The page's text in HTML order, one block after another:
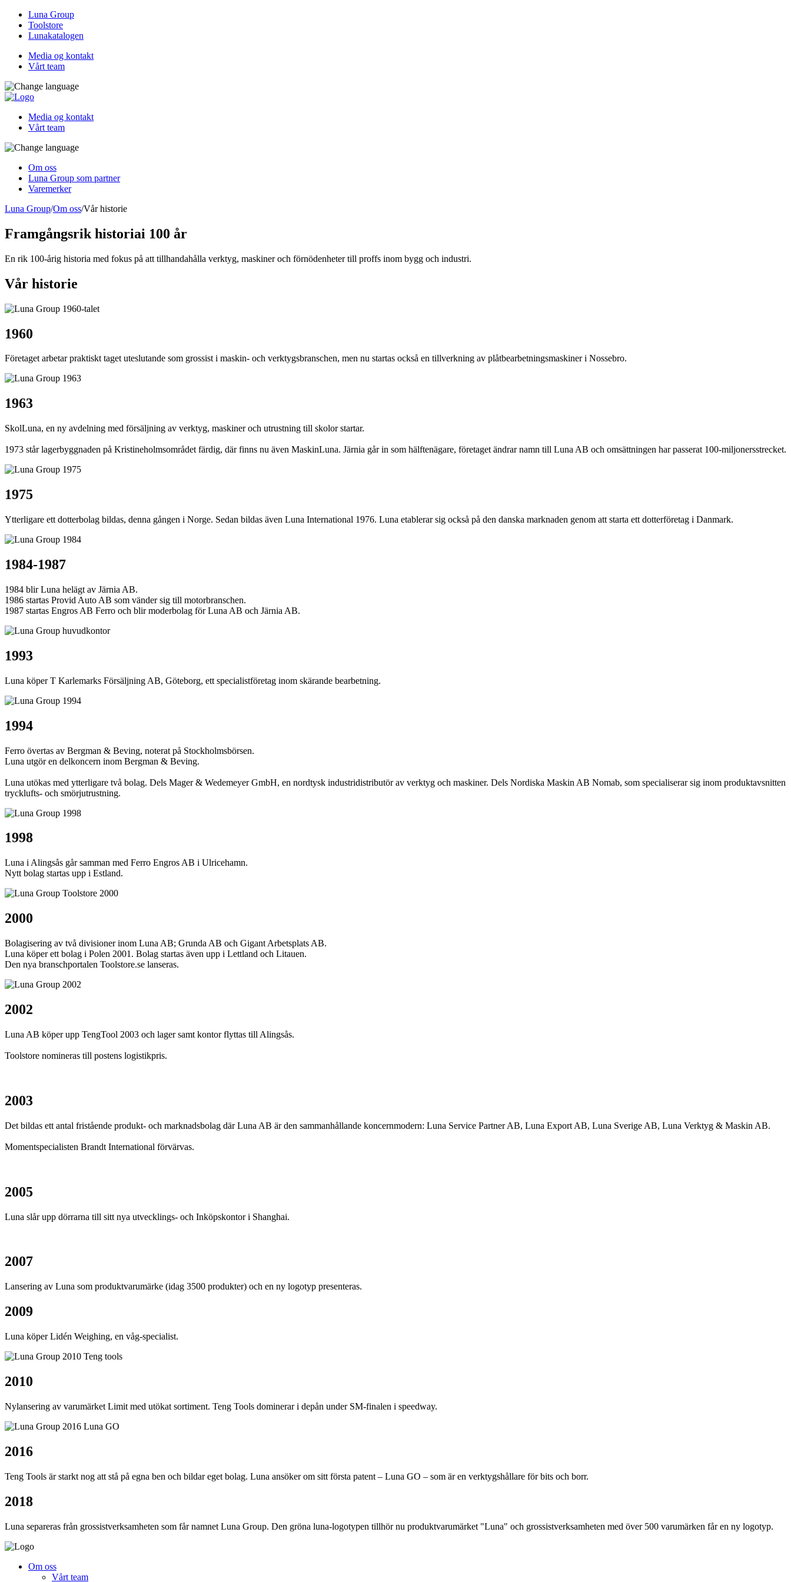
Luna Group
Toolstore
Lunakatalogen
Media og kontakt
Vårt team
Media og kontakt
Vårt team
Om oss
Luna Group som partner
Varemerker
Luna Group/Om oss/Vår historie
Framgångsrik historiai 100 år
En rik 100-årig historia med fokus på att tillhandahålla verktyg, maskiner och förnödenheter till proffs inom bygg och industri.
Vår historie
1960
Företaget arbetar praktiskt taget uteslutande som grossist i maskin- och verktygsbranschen, men nu startas också en tillverkning av plåtbearbetningsmaskiner i Nossebro.
1963
SkolLuna, en ny avdelning med försäljning av verktyg, maskiner och utrustning till skolor startar.
1973 står lagerbyggnaden på Kristineholmsområdet färdig, där finns nu även MaskinLuna. Järnia går in som hälftenägare, företaget ändrar namn till Luna AB och omsättningen har passerat 100-miljonersstrecket.
1975
Ytterligare ett dotterbolag bildas, denna gången i Norge. Sedan bildas även Luna International 1976. Luna etablerar sig också på den danska marknaden genom att starta ett dotterföretag i Danmark.
1984-1987
1984 blir Luna helägt av Järnia AB.
1986 startas Provid Auto AB som vänder sig till motorbranschen.
1987 startas Engros AB Ferro och blir moderbolag för Luna AB och Järnia AB.
1993
Luna köper T Karlemarks Försäljning AB, Göteborg, ett specialistföretag inom skärande bearbetning.
1994
Ferro övertas av Bergman & Beving, noterat på Stockholmsbörsen.
Luna utgör en delkoncern inom Bergman & Beving.
Luna utökas med ytterligare två bolag. Dels Mager & Wedemeyer GmbH, en nordtysk industridistributör av verktyg och maskiner. Dels Nordiska Maskin AB Nomab, som specialiserar sig inom produktavsnitten
trycklufts- och smörjutrustning.
1998
Luna i Alingsås går samman med Ferro Engros AB i Ulricehamn.
Nytt bolag startas upp i Estland.
2000
Bolagisering av två divisioner inom Luna AB; Grunda AB och Gigant Arbetsplats AB.
Luna köper ett bolag i Polen 2001. Bolag startas även upp i Lettland och Litauen.
Den nya branschportalen Toolstore.se lanseras.
2002
Luna AB köper upp TengTool 2003 och lager samt kontor flyttas till Alingsås.
Toolstore nomineras till postens logistikpris.
2003
Det bildas ett antal fristående produkt- och marknadsbolag där Luna AB är den sammanhållande koncernmodern: Luna Service Partner AB, Luna Export AB, Luna Sverige AB, Luna Verktyg & Maskin AB.
Momentspecialisten Brandt International förvärvas.
2005
Luna slår upp dörrarna till sitt nya utvecklings- och Inköpskontor i Shanghai.
2007
Lansering av Luna som produktvarumärke (idag 3500 produkter) och en ny logotyp presenteras.
2009
Luna köper Lidén Weighing, en våg-specialist.
2010
Nylansering av varumärket Limit med utökat sortiment. Teng Tools dominerar i depån under SM-finalen i speedway.
2016
Teng Tools är starkt nog att stå på egna ben och bildar eget bolag. Luna ansöker om sitt första patent – Luna GO – som är en verktygshållare för bits och borr.
2018
Luna separeras från grossistverksamheten som får namnet Luna Group. Den gröna luna-logotypen tillhör nu produktvarumärket "Luna" och grossistverksamheten med över 500 varumärken får en ny logotyp.
Om oss
Vårt team